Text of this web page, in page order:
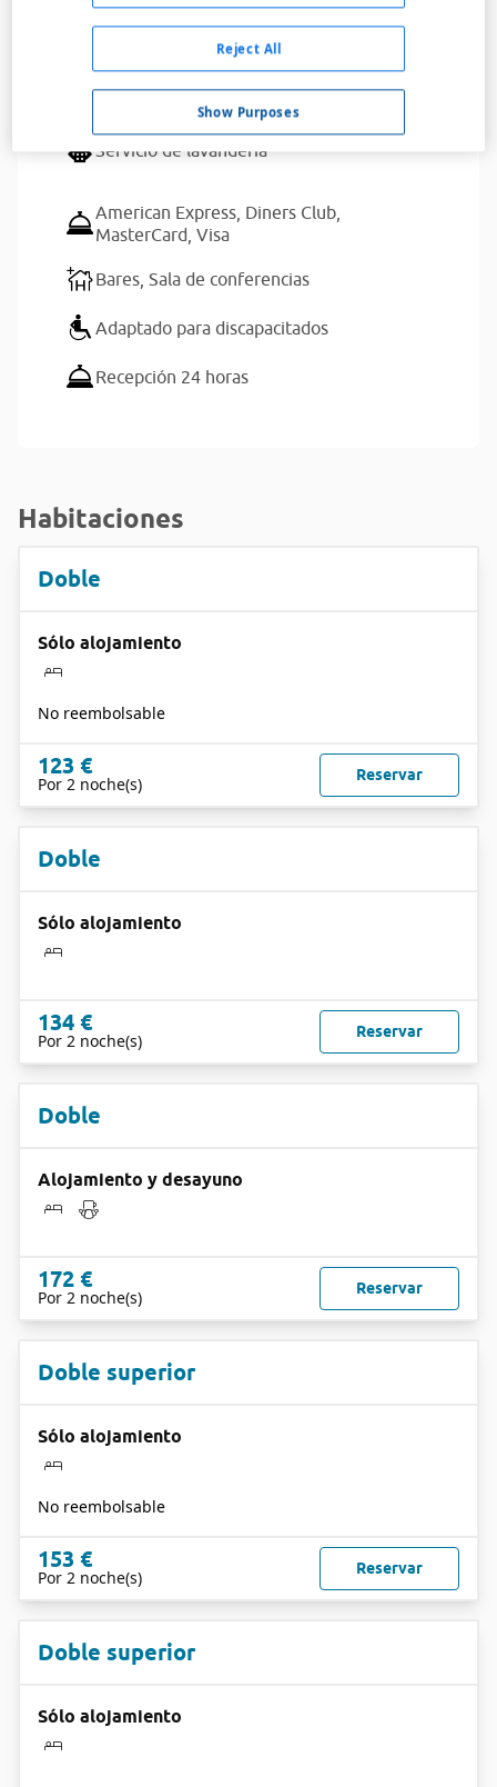
Aire acondicionado,Ascensores,Caja de
seguridad,Calefacción,Minibar,Servicio
de habitaciones
Acceso a Internet,
Servicio de lavandería
American Express, Diners Club,
MasterCard, Visa
Bares, Sala de conferencias
Adaptado para discapacitados
Recepción 24 horas
Habitaciones
Doble
Sólo alojamiento
No reembolsable
123 €
Por 2 noche(s) Reservar
Doble
Sólo alojamiento
134 €
Por 2 noche(s) Reservar
Doble
Alojamiento y desayuno
172 €
Por 2 noche(s) Reservar
Doble superior
Sólo alojamiento
No reembolsable
153 €
Por 2 noche(s) Reservar
Doble superior
Sólo alojamiento
Show Purposes
Reject All